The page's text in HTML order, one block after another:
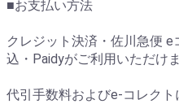
■お支払い方法
クレジット決済・佐川急便
込・Paidyがご利用いただけま
代引手数料およびe-コレク